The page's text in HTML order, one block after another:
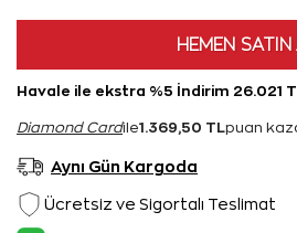
HEMEN SATIN
Havale ile ekstra %5 İndirim 26.021
Diamond Cardile1.369,50 TL puan
Aynı Gün Kargoda
Ücretsiz ve Sigortalı Teslimat